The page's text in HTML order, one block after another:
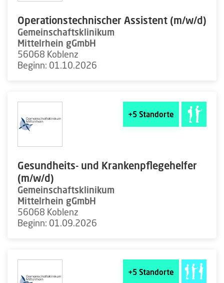
Operationstechnischer Assistent (m/w/d)
Gemeinschaftsklinikum
Mittelrhein gGmbH
56068 Koblenz
Beginn: 01.10.2026
+5 Standorte
Gesundheits- und Krankenpflegehelfer
(m/w/d)
Gemeinschaftsklinikum
Mittelrhein gGmbH
56068 Koblenz
Beginn: 01.09.2026
+5 Standorte